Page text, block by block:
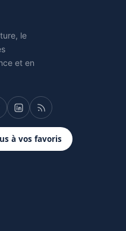
le
et en
à vos favoris